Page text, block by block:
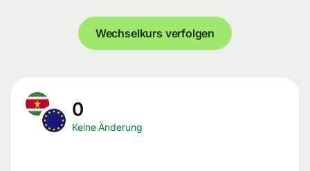
Wechselkurs verfolgen
0
Keine Änderung